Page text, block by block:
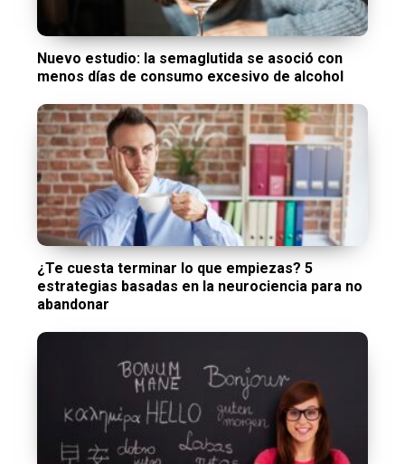
Nuevo estudio: la semaglutida se asoció con
menos días de consumo excesivo de alcohol
¿Te cuesta terminar lo que empiezas? 5
estrategias basadas en la neurociencia para no
abandonar